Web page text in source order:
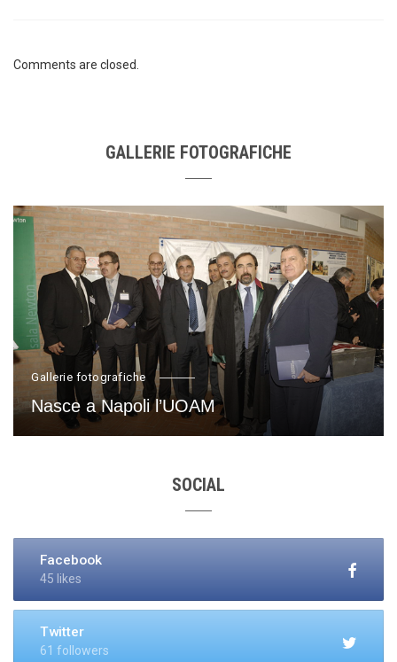
Comments are closed.
GALLERIE FOTOGRAFICHE
Gallerie fotografiche
Nasce a Napoli l’UOAM
SOCIAL
Facebook
45 likes
Twitter
61 followers